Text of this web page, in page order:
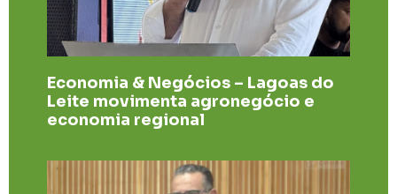
Economia & Negócios – Lagoas do
Leite movimenta agronegócio e
economia regional